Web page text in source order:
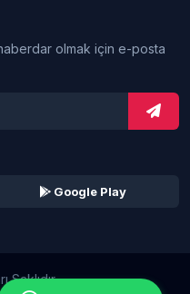
olmak için e-posta
Google Play